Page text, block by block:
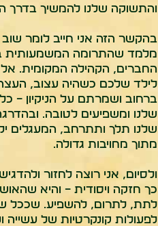
והתשוקה שלנו להמשיך בדרך
בהקשר הזה אני חייב לומר
מלמד שהתרומה המשמעותית
החברים, הקהילה המקומית. אל
לילד שלכם כשהיה עצוב,
ברחוב ושמרתם על הניקיון –
שלנו ומשפיעים לטובה.
שלנו תלך ותתרחב, המעגלים
מתוך מחויבות גדולה.
ולסיום, אני רוצה לחזור
כך חזקה ויסודית – והיא
לתת, לתרום, להשפיע. שככל
לפעולות קונקרטיות של עשייה